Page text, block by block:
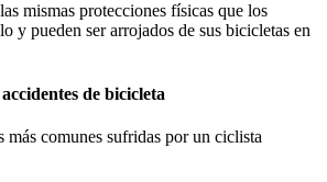
mismas protecciones físicas que los
y pueden ser arrojados de sus bicicletas en
de bicicleta
más comunes sufridas por un ciclista